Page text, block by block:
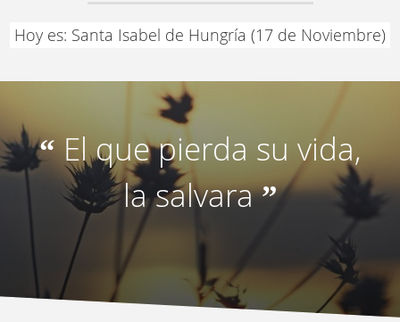
Hoy es: Santa Isabel de Hungría (17 de Noviembre)
“El que pierda su vida,
la salvara”